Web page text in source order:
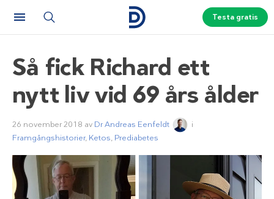
Testa gratis
Så fick Richard ett
nytt liv vid 69 års ålder
26 november 2018 av Dr Andreas Eenfeldt
i
Framgångshistorier, Ketos, Prediabetes